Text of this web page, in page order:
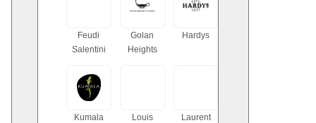
Feudi
Salentini
Golan
Heights
Hardys
Kumala
Louis
Laurent